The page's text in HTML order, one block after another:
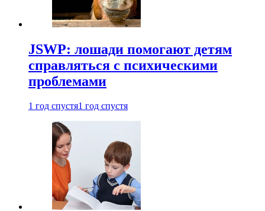
JSWP: лошади помогают детям
справляться с психическими
проблемами
1 год спустя1 год спустя